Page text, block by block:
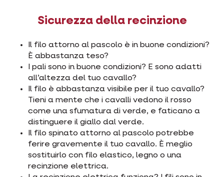
Sicurezza della recinzione
Il filo attorno al pascolo è in buone condizioni?
È abbastanza teso?
I pali sono in buone condizioni? E sono adatti
all’altezza del tuo cavallo?
Il filo è abbastanza visibile per il tuo cavallo?
Tieni a mente che i cavalli vedono il rosso
come una sfumatura di verde, e faticano a
distinguere il giallo dal verde.
Il filo spinato attorno al pascolo potrebbe
ferire gravemente il tuo cavallo. È meglio
sostituirlo con filo elastico, legno o una
recinzione elettrica.